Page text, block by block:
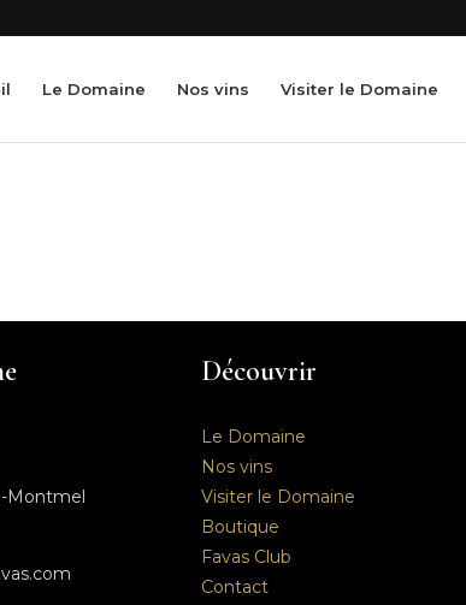
Le Domaine Nos vins Visiter le Domaine
Montmel
Découvrir
Le Domaine
Nos vins
Visiter le Domaine
Boutique
Favas Club
Contact